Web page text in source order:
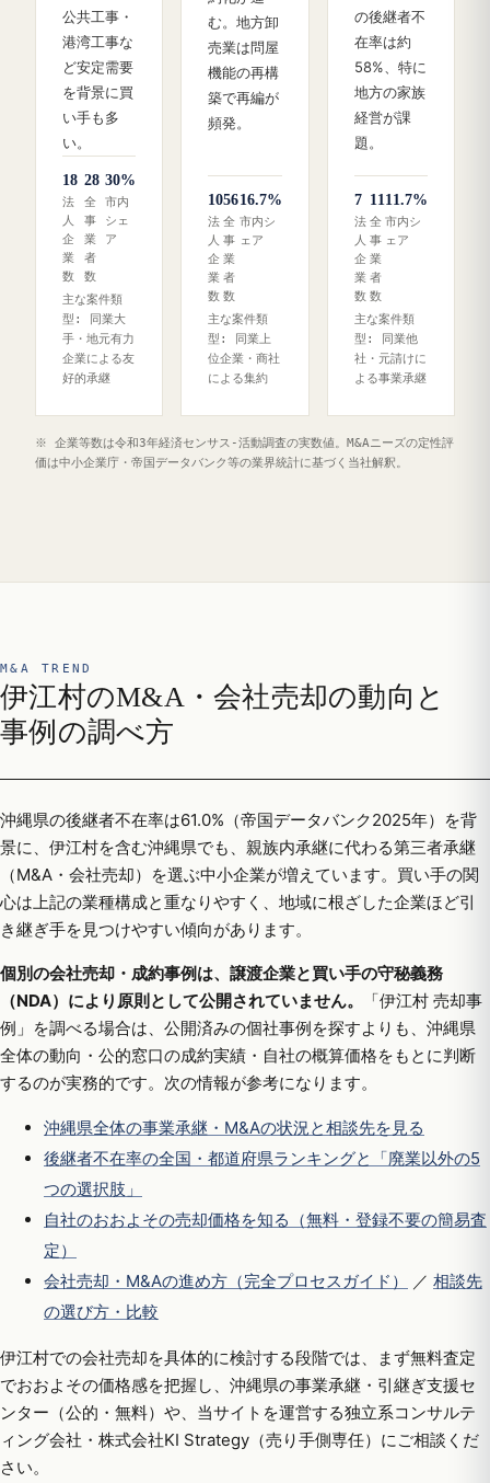
公共工事・
港湾工事な
ど安定需要
を背景に買
い手も多
い。
18
法
人
企
業
数
28
全
事
業
者
数
30%
市内
シェ
ア
主な案件類
型: 同業大
手・地元有力
企業による友
好的承継
む。地方卸
売業は問屋
機能の再構
築で再編が
頻発。
10
法
人
企
業
数
56
全
事
業
者
数
16.7%
市内シ
ェア
主な案件類
型: 同業上
位企業・商社
による集約
の後継者不
在率は約
58%、特に
地方の家族
経営が課
題。
7
法
人
企
業
数
11
全
事
業
者
数
11.7%
市内シ
ェア
主な案件類
型: 同業他
社・元請けに
よる事業承継
※ 企業等数は令和3年経済センサス‐活動調査の実数値。M&Aニーズの定性評
価は中小企業庁・帝国データバンク等の業界統計に基づく当社解釈。
M&A TREND
伊江村のM&A・会社売却の動向と
事例の調べ方
沖縄県の後継者不在率は61.0%（帝国データバンク2025年）を背
景に、伊江村を含む沖縄県でも、親族内承継に代わる第三者承継
（M&A・会社売却）を選ぶ中小企業が増えています。買い手の関
心は上記の業種構成と重なりやすく、地域に根ざした企業ほど引
き継ぎ手を見つけやすい傾向があります。
個別の会社売却・成約事例は、譲渡企業と買い手の守秘義務
（NDA）により原則として公開されていません。
「伊江村 売却事
例」を調べる場合は、公開済みの個社事例を探すよりも、沖縄県
全体の動向・公的窓口の成約実績・自社の概算価格をもとに判断
するのが実務的です。次の情報が参考になります。
沖縄県全体の事業承継・M&Aの状況と相談先を見る
後継者不在率の全国・都道府県ランキングと「廃業以外の5
つの選択肢」
自社のおおよその売却価格を知る（無料・登録不要の簡易査
定）
会社売却・M&Aの進め方（完全プロセスガイド）
／ 相談先
の選び方・比較
伊江村での会社売却を具体的に検討する段階では、まず無料査定
でおおよその価格感を把握し、沖縄県の事業承継・引継ぎ支援セ
ンター（公的・無料）や、当サイトを運営する独立系コンサルテ
ィング会社・株式会社KI Strategy（売り手側専任）にご相談くだ
さい。